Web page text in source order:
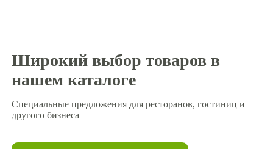
Широкий выбор товаров в
нашем каталоге
Специальные предложения для ресторанов, гостиниц и
другого бизнеса